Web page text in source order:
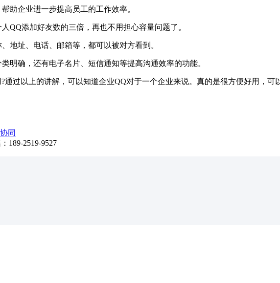
企业进一步提高员工的工作效率。
添加好友数的三倍，再也不用担心容量问题了。
址、电话、邮箱等，都可以被对方看到。
确，还有电子名片、短信通知等提高沟通效率的功能。
以上的讲解，可以知道企业QQ对于一个企业来说。真的是很方便好用，可
同
189-2519-9527